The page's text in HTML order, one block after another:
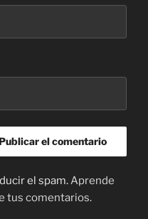
el spam.Aprende
tus comentarios.